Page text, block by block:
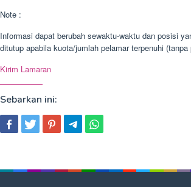
Note :
Informasi dapat berubah sewaktu-waktu dan posisi
ditutup apabila kuota/jumlah pelamar terpenuhi (tanpa
Kirim Lamaran
Sebarkan ini: